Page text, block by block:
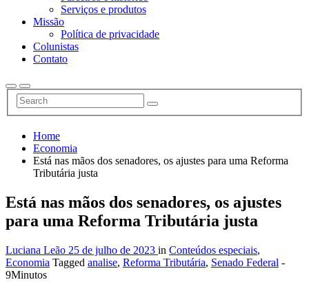
Serviços e produtos
Missão
Política de privacidade
Colunistas
Contato
Home
Economia
Está nas mãos dos senadores, os ajustes para uma Reforma
Tributária justa
Está nas mãos dos senadores, os ajustes
para uma Reforma Tributária justa
Luciana Leão 25 de julho de 2023 in Conteúdos especiais,
Economia Tagged analise, Reforma Tributária, Senado Federal -
9Minutos